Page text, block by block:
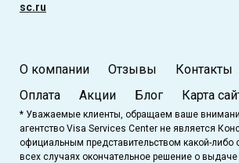
sc.ru
О компании Отзывы Контакты
Оплата
Акции Блог Карта
* Уважаемые клиенты, обращаем ваше
агентство Visa Services Center не является
официальным представительством какой-либо
всех случаях окончательное решение о